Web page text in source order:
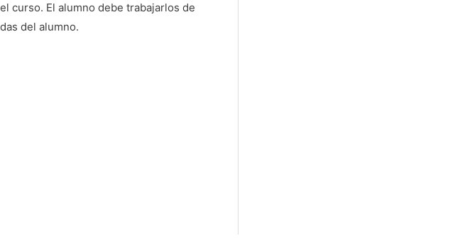
curso. El alumno debe trabajarlos de
del alumno.